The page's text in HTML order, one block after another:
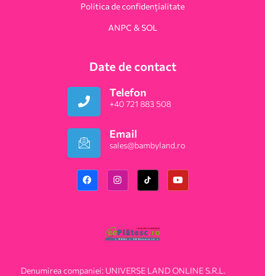
Politica de confidențialitate
ANPC & SOL
Date de contact
Telefon
+40 721 883 508
Email
sales@bambyland.ro​
Denumirea companiei: UNIVERSE LAND ONLINE S.R.L.